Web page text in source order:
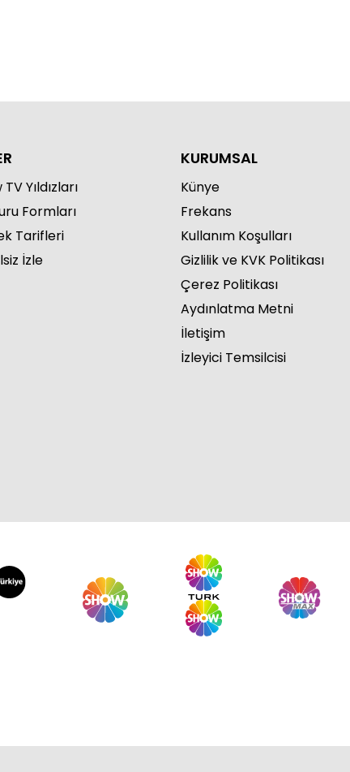
Yıldızları
Formları
Tarifleri
İzle
KURUMSAL
Künye
Frekans
Kullanım Koşulları
Gizlilik ve KVK Politikası
Çerez Politikası
Aydınlatma Metni
İletişim
İzleyici Temsilcisi